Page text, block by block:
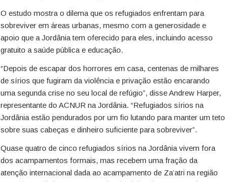
O estudo mostra o dilema que os refugiados enfrentam para
sobreviver em áreas urbanas, mesmo com a generosidade e
apoio que a Jordânia tem oferecido para eles, incluindo acesso
gratuito a saúde pública e educação.
“Depois de escapar dos horrores em casa, centenas de milhares
de sírios que fugiram da violência e privação estão encarando
uma segunda crise no seu local de refúgio”, disse Andrew Harper,
representante do ACNUR na Jordânia. “Refugiados sírios na
Jordânia estão pendurados por um fio lutando para manter um teto
sobre suas cabeças e dinheiro suficiente para sobreviver”.
Quase quatro de cinco refugiados sírios na Jordânia vivem fora
dos acampamentos formais, mas recebem uma fração da
atenção internacional dada ao acampamento de Za’atri na região